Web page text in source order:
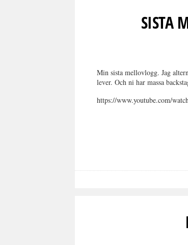
SISTA
Min sista mellovlogg. Jag
lever. Och ni har massa
https://www.youtube.com/